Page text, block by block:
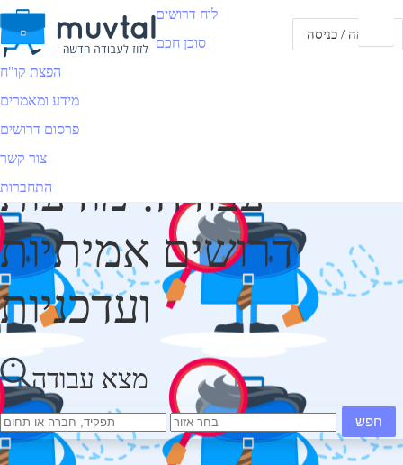
הרשמה / כניסה
לוח דרושים
סוכן חכם
הפצת קו"ח
מידע ומאמרים
פרסום דרושים
צור קשר
התחברות
לוח דרושים שמוצא לך
עבודה! מודעות
דרושים אמיתיות
ועדכניות
מצא עבודה
חפש